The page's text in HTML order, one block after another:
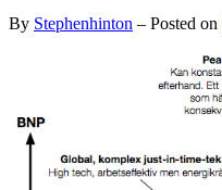
By Stephenhinton – Posted on